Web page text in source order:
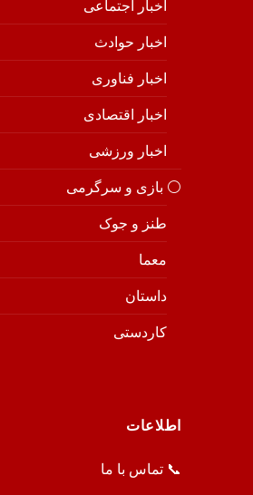
اخبار اجتماعی
اخبار حوادث
اخبار فناوری
اخبار اقتصادی
اخبار ورزشی
⚪️ بازی و سرگرمی
طنز و جوک
معما
داستان
کاردستی
اطلاعات
📞 تماس با ما